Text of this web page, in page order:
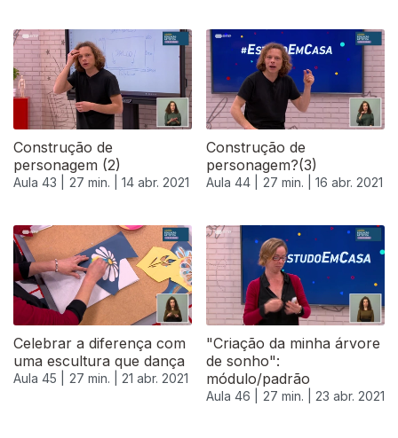
Construção de
personagem (2)
Aula 43 | 27 min. | 14 abr. 2021
Construção de
personagem?(3)
Aula 44 | 27 min. | 16 abr. 2021
Celebrar a diferença com
uma escultura que dança
Aula 45 | 27 min. | 21 abr. 2021
"Criação da minha árvore
de sonho":
módulo/padrão
Aula 46 | 27 min. | 23 abr. 2021